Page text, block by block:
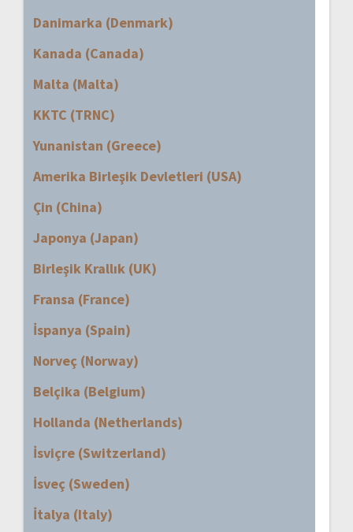
Danimarka (Denmark)
Kanada (Canada)
Malta (Malta)
KKTC (TRNC)
Yunanistan (Greece)
Amerika Birleşik Devletleri (USA)
Çin (China)
Japonya (Japan)
Birleşik Krallık (UK)
Fransa (France)
İspanya (Spain)
Norveç (Norway)
Belçika (Belgium)
Hollanda (Netherlands)
İsviçre (Switzerland)
İsveç (Sweden)
İtalya (Italy)